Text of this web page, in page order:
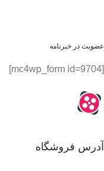
عضویت در خبرنامه
[mc4wp_form id=9704]
آدرس فروشگاه